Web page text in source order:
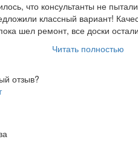
что консультанты не
классный вариант!
шел ремонт, все доски
Читать полностью
отзыв?